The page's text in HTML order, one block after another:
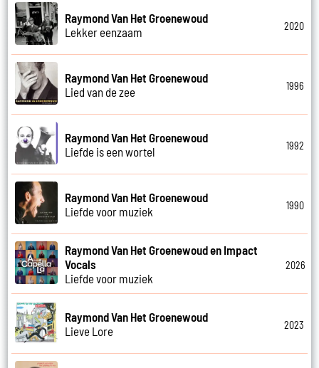
Raymond Van Het Groenewoud
Lekker eenzaam
2020
Raymond Van Het Groenewoud
Lied van de zee
1996
Raymond Van Het Groenewoud
Liefde is een wortel
1992
Raymond Van Het Groenewoud
Liefde voor muziek
1990
Raymond Van Het Groenewoud en Impact
Vocals
Liefde voor muziek
2026
Raymond Van Het Groenewoud
Lieve Lore
2023